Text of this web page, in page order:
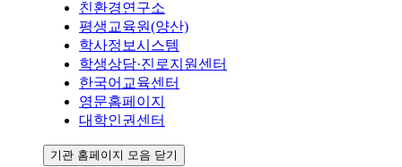
친환경연구소
평생교육원(양산)
학사정보시스템
학생상담·진로지원센터
한국어교육센터
영문홈페이지
대학인권센터
기관 홈페이지 모음 닫기